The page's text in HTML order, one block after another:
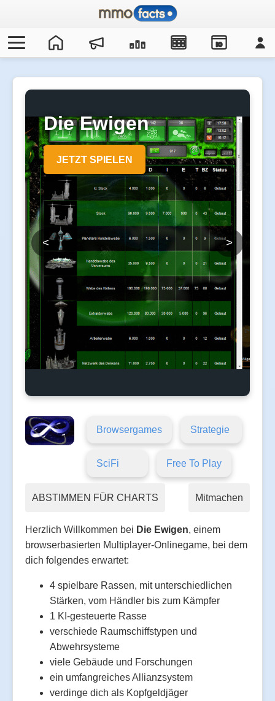
IO
Die Ewigen
JETZT SPIELEN
< >
Browsergames Strategie
SciFi Free To Play
ABSTIMMEN FÜR CHARTS Mitmachen
Herzlich Willkommen bei Die Ewigen, einem
browserbasierten Multiplayer-Onlinegame, bei dem
dich folgendes erwartet:
4 spielbare Rassen, mit unterschiedlichen
Stärken, vom Händler bis zum Kämpfer
1 KI-gesteuerte Rasse
verschiede Raumschiffstypen und
Abwehrsysteme
viele Gebäude und Forschungen
ein umfangreiches Allianzsystem
verdinge dich als Kopfgeldjäger